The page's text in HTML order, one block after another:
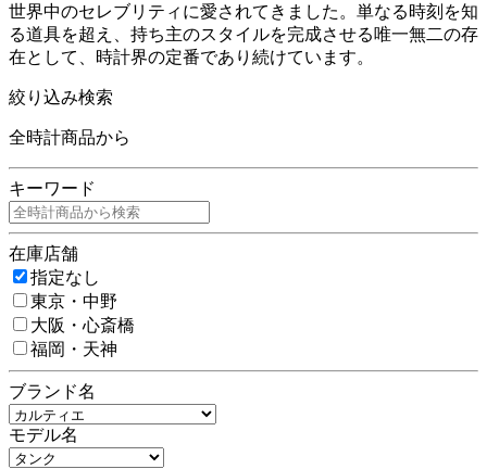
世界中のセレブリティに愛されてきました。単なる時刻を知
る道具を超え、持ち主のスタイルを完成させる唯一無二の存
在として、時計界の定番であり続けています。
絞り込み検索
全時計商品から
キーワード
在庫店舗
指定なし
東京・中野
大阪・心斎橋
福岡・天神
ブランド名
モデル名